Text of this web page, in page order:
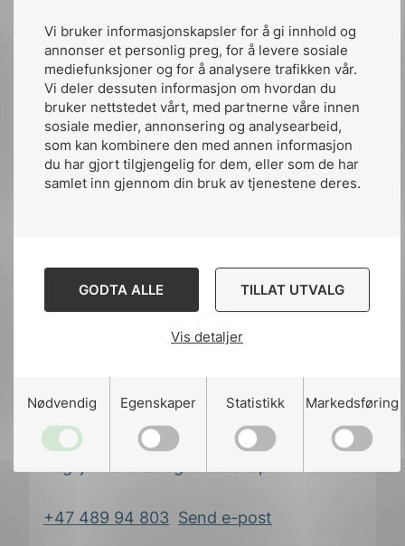
Vi bruker informasjonskapsler for å gi innhold og
annonser et personlig preg, for å levere sosiale
mediefunksjoner og for å analysere trafikken vår.
Vi deler dessuten informasjon om hvordan du
bruker nettstedet vårt, med partnerne våre innen
sosiale medier, annonsering og analysearbeid,
som kan kombinere den med annen informasjon
du har gjort tilgjengelig for dem, eller som de har
samlet inn gjennom din bruk av tjenestene deres.
GODTA ALLE TILLAT UTVALG
Vis detaljer
Nødvendig Egenskaper Statistikk Markedsføring
Ansvarlig for
Kristoffer Gjertsen
+47 489 94 803 Send e-post